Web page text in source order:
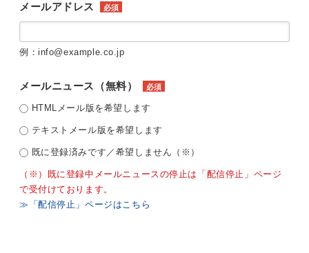
メールアドレス 必須
例：info@example.co.jp
メールニュース（無料） 必須
HTMLメール版を希望します
テキストメール版を希望します
既に登録済みです／希望しません（※）
（※）既に登録中メールニュースの停止は「配信停止」ページ
で受付けております。
≫「配信停止」ページはこちら